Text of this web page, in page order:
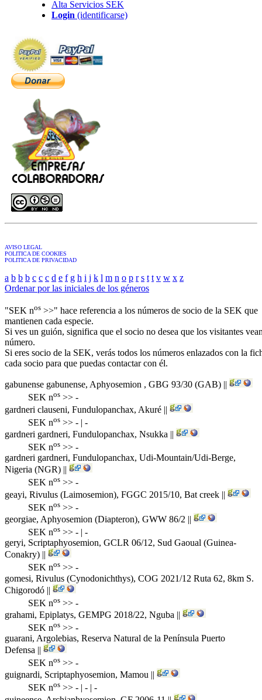
Alta Servicios SEK
Login (identificarse)
AVISO LEGAL
POLITICA DE COOKIES
POLITICA DE PRIVACIDAD
a b b b c c c d e f g h i j k l m n o p r s t t v w x z
Ordenar por las iniciales de los géneros
"SEK nos >>" hace referencia a los números de socio de la SEK que
mantienen cada especie.
Si ves un guión, significa que el socio no desea que los visitantes
número.
Si eres socio de la SEK, verás todos los números enlazados con la
cada socio para que puedas contactar con él.
gabunense gabunense, Aphyosemion , GBG 93/30 (GAB) ||
SEK nos >> -
gardneri clauseni, Fundulopanchax, Akuré ||
SEK nos >> - | -
gardneri gardneri, Fundulopanchax, Nsukka ||
SEK nos >> -
gardneri gardneri, Fundulopanchax, Udi-Mountain/Udi-Berge,
Nigeria (NGR) ||
SEK nos >> -
geayi, Rivulus (Laimosemion), FGGC 2015/10, Bat creek ||
SEK nos >> -
georgiae, Aphyosemion (Diapteron), GWW 86/2 ||
SEK nos >> - | -
geryi, Scriptaphyosemion, GCLR 06/12, Sud Gaoual (Guinea-
Conakry) ||
SEK nos >> -
gomesi, Rivulus (Cynodonichthys), COG 2021/12 Ruta 62, 8km S.
Chigorodó ||
SEK nos >> -
grahami, Epiplatys, GEMPG 2018/22, Nguba ||
SEK nos >> -
guarani, Argolebias, Reserva Natural de la Península Puerto
Defensa ||
SEK nos >> -
guignardi, Scriptaphyosemion, Mamou
SEK nos >> - | - | -